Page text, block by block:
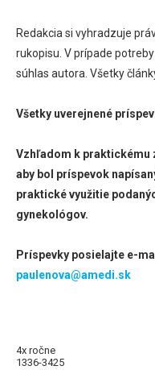
Redakcia si vyhradzuje
rukopisu. V prípade
súhlas autora. Všetky
Všetky uverejnené
Vzhľadom k praktickému
aby bol príspevok
praktické využitie
gynekológov.
Príspevky posielajte e-
paulenova@amedi.sk
4x ročne
1336-3425